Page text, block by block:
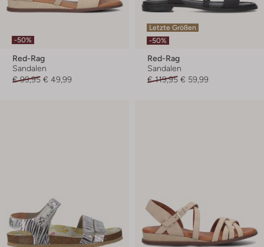
-50%
Red-Rag
Sandalen
€ 99,95 € 49,99
Letzte Größen
-50%
Red-Rag
Sandalen
€ 119,95 € 59,99